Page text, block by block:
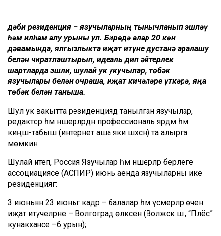
Әдәби резиденция – язучыларның тынычланып эшләү
һәм илһам алу урыны ул. Биредә алар 20 көн
дәвамында, ялгызлыкта иҗат итүне дустанә аралашу
белән чиратлаштырып, идеаль дип әйтерлек
шартларда эшли, шулай ук укучылар, төбәк
язучылары белән очраша, иҗат кичәләре үткәрә, яңа
төбәк белән таныша.
Шул ук вакытта резиденциядә танылган язучылар,
редактор һәм нәшерләрдән профессиональ ярдәм һәм
киңәш-табыш (интернет аша яки шәхсән) та алырга
мөмкин.
Шулай итеп, Россия Язучылар һәм нәшерләр берлеге
ассоциациясе (АСПИР) июнь аенда язучыларны ике
резиденциягә:
3 июньнән 23 июньгә кадәр – балалар һәм үсмерләр өчен
иҗат итүчеләрне – Волгоград өлкәсенә (Волжск ш., “Плёс”
кунакханәсе –6 урын);